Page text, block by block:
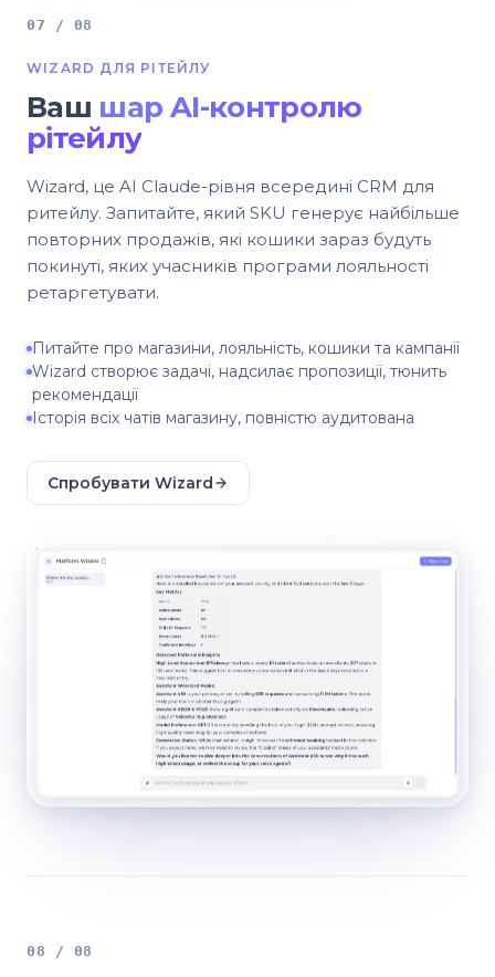
07 / 08
WIZARD ДЛЯ РІТЕЙЛУ
Ваш шар AI-контролю
рітейлу
Wizard, це AI Claude-рівня всередині CRM для
ритейлу. Запитайте, який SKU генерує найбільше
повторних продажів, які кошики зараз будуть
покинуті, яких учасників програми лояльності
ретаргетувати.
Питайте про магазини, лояльність, кошики та кампанії
Wizard створює задачі, надсилає пропозиції, тюнить
рекомендації
Історія всіх чатів магазину, повністю аудитована
Спробувати Wizard
08 / 08